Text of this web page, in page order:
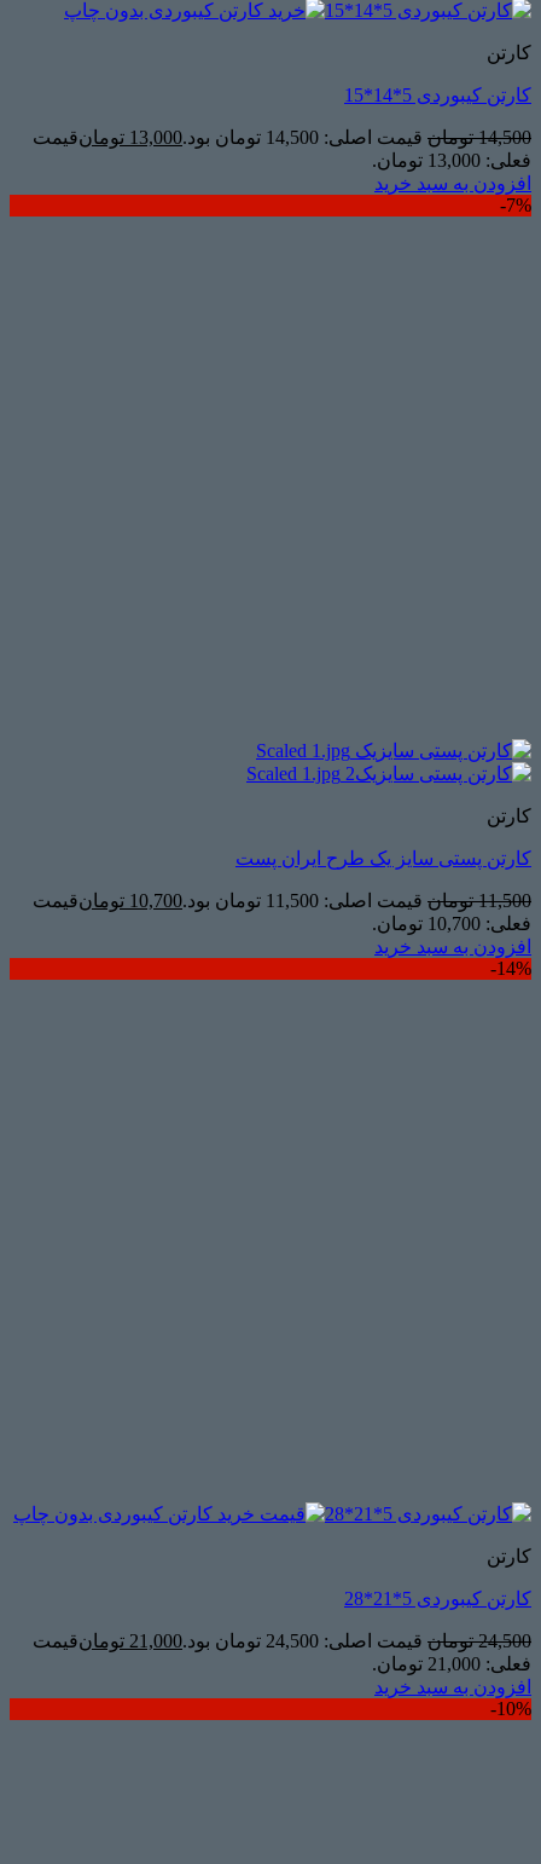
کارتن
کارتن کیبوردی 5*14*15
14,500 تومان قیمت اصلی: 14,500 تومان بود. 13,000 تومانقیمت
فعلی: 13,000 تومان.
افزودن به سبد خرید
7%-
کارتن
کارتن پستی سایز یک طرح ایران پست
11,500 تومان قیمت اصلی: 11,500 تومان بود. 10,700 تومانقیمت
فعلی: 10,700 تومان.
افزودن به سبد خرید
14%-
کارتن
کارتن کیبوردی 5*21*28
24,500 تومان قیمت اصلی: 24,500 تومان بود. 21,000 تومانقیمت
فعلی: 21,000 تومان.
افزودن به سبد خرید
10%-